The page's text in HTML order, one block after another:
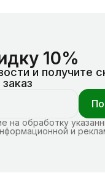
10%
и получите
на обработку
и